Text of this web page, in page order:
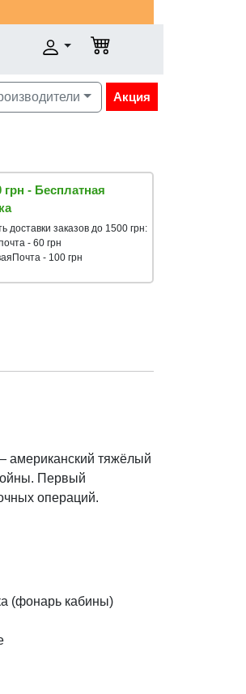
Акция
грн - Бесплатная
доставки заказов до 1500 грн:
- 60 грн
- 100 грн
американский тяжёлый
Первый
операций.
(фонарь кабины)